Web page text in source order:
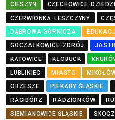
CIESZYN
CZECHOWICE-
CZERWIONKA-LESZCZYNY
DĄBROWA GÓRNICZA
GOCZAŁKOWICE-ZDRÓJ
KATOWICE
KŁOBUCK
LUBLINIEC
MIASTO
ORZESZE
PIEKARY ŚLĄSKIE
RACIBÓRZ
RADZIONKÓW
SIEMIANOWICE ŚLĄSKIE